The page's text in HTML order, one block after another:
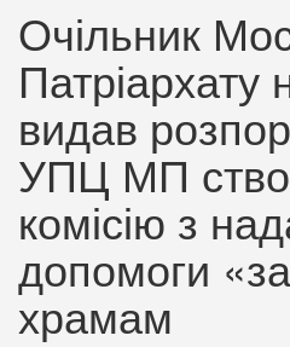
Очільник
Патріархату
видав
УПЦ МП
комісію з
допомоги
храмам